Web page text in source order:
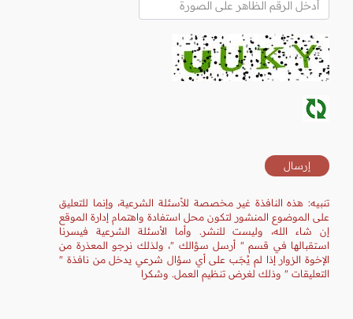
تنبيه: هذه النافذة غير مخصصة للأسئلة الشرعية، وإنما للتعليق
على الموضوع المنشور لتكون محل استفادة واهتمام إدارة الموقع
إن شاء الله، وليست للنشر. وأما الأسئلة الشرعية فيسرنا
استقبالها في قسم " أرسل سؤالك "، ولذلك نرجو المعذرة من
الإخوة الزوار إذا لم يُجَب على أي سؤال شرعي يدخل من نافذة "
التعليقات " وذلك لغرض تنظيم العمل. وشكرا